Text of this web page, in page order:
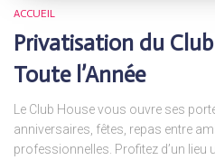
ACCUEIL
Privatisation du
Toute l’Année
Le Club House vous ouvre ses
anniversaires, fêtes, repas entre
professionnelles. Profitez d’un lieu